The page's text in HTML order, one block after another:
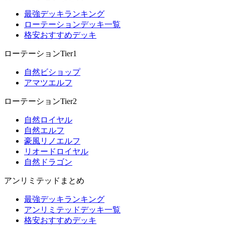
最強デッキランキング
ローテーションデッキ一覧
格安おすすめデッキ
ローテーションTier1
自然ビショップ
アマツエルフ
ローテーションTier2
自然ロイヤル
自然エルフ
豪風リノエルフ
リオードロイヤル
自然ドラゴン
アンリミテッドまとめ
最強デッキランキング
アンリミテッドデッキ一覧
格安おすすめデッキ